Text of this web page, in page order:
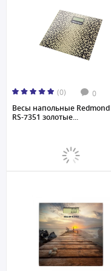
(0) 0
Весы напольные Redmond
RS-7351 золотые...